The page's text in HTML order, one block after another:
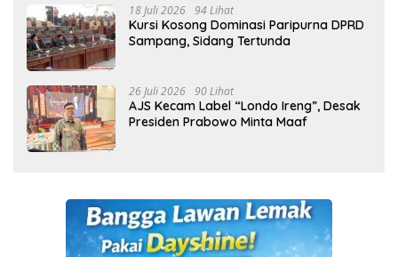
18 Juli 2026 94 Lihat
Kursi Kosong Dominasi Paripurna DPRD
Sampang, Sidang Tertunda
26 Juli 2026 90 Lihat
AJS Kecam Label “Londo Ireng”, Desak
Presiden Prabowo Minta Maaf